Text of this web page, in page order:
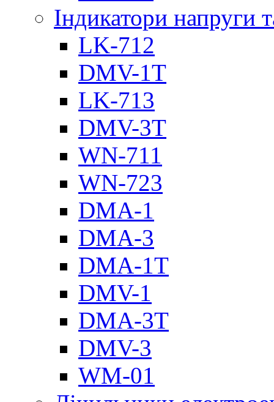
Індикатори напруги
LK-712
DMV-1T
LK-713
DMV-3T
WN-711
WN-723
DMA-1
DMA-3
DMA-1T
DMV-1
DMА-3T
DMV-3
WM-01